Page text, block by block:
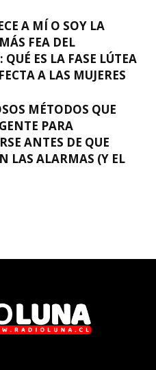
A MÍ O SOY LA
FEA DEL
ES LA FASE LÚTEA
A LAS MUJERES
MÉTODOS QUE
PARA
ANTES DE QUE
LAS ALARMAS (Y EL